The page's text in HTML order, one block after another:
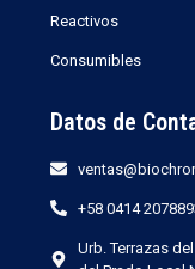
Reactivos
Consumibles
Datos de
+58 0414
Urb. Terrazas